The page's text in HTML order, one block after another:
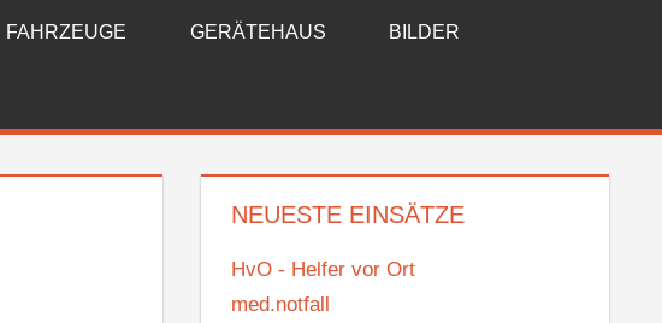
FAHRZEUGE GERÄTEHAUS BILDER
NEUESTE EINSÄTZE
HvO - Helfer vor Ort
med.notfall